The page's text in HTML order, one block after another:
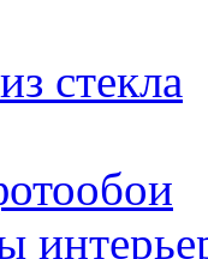
стекла